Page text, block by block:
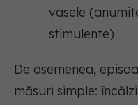
vasele
stimulente)
De asemenea,
măsuri simple: